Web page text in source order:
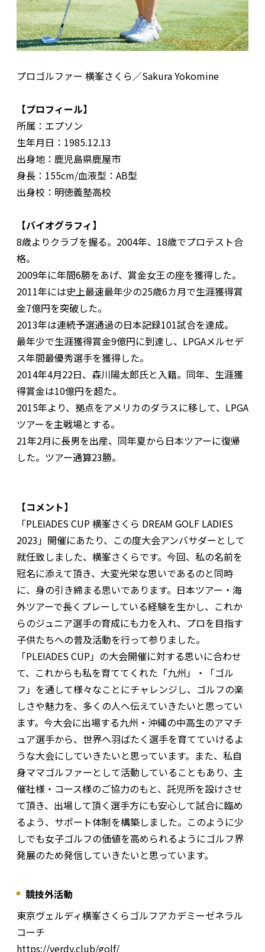
プロゴルファー 横峯さくら／Sakura Yokomine
【プロフィール】
所属：エプソン
生年月日：1985.12.13
出身地：鹿児島県鹿屋市
身長：155cm/血液型：AB型
出身校：明徳義塾高校
【バイオグラフィ】
8歳よりクラブを握る。2004年、18歳でプロテスト合
格。
2009年に年間6勝をあげ、賞金女王の座を獲得した。
2011年には史上最速最年少の25歳6カ月で生涯獲得賞
金7億円を突破した。
2013年は連続予選通過の日本記録101試合を達成。
最年少で生涯獲得賞金9億円に到達し、LPGAメルセデ
ス年間最優秀選手を獲得した。
2014年4月22日、森川陽太郎氏と入籍。同年、生涯獲
得賞金は10億円を超た。
2015年より、拠点をアメリカのダラスに移して、LPGA
ツアーを主戦場とする。
21年2月に長男を出産、同年夏から日本ツアーに復帰
した。ツアー通算23勝。
【コメント】
「PLEIADES CUP 横峯さくら DREAM GOLF LADIES
2023」開催にあたり、この度大会アンバサダーとして
就任致しました、横峯さくらです。今回、私の名前を
冠名に添えて頂き、大変光栄な思いであるのと同時
に、身の引き締まる思いであります。日本ツアー・海
外ツアーで長くプレーしている経験を生かし、これか
らのジュニア選手の育成にも力を入れ、プロを目指す
子供たちへの普及活動を行って参りました。
「PLEIADES CUP」の大会開催に対する思いに合わせ
て、これからも私を育ててくれた「九州」・「ゴル
フ」を通して様々なことにチャレンジし、ゴルフの楽
しさや魅力を、多くの人へ伝えていきたいと思ってい
ます。今大会に出場する九州・沖縄の中高生のアマチ
ュア選手から、世界へ羽ばたく選手を育てていけるよ
うな大会にしていきたいと思っています。また、私自
身ママゴルファーとして活動していることもあり、主
催社様・コース様のご協力のもと、託児所を設けさせ
て頂き、出場して頂く選手方にも安心して試合に臨め
るよう、サポート体制を構築しました。このように少
しでも女子ゴルフの価値を高められるようにゴルフ界
発展のため発信していきたいと思っています。
競技外活動
東京ヴェルディ横峯さくらゴルフアカデミーゼネラル
コーチ
https://verdy.club/golf/